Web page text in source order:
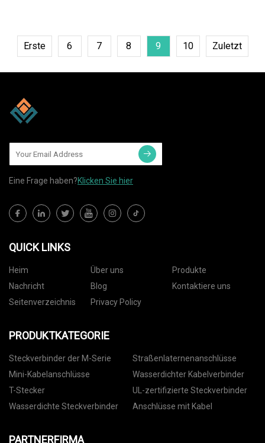
Erste 6 7 8 9 10 Zuletzt
Eine Frage haben?Klicken Sie hier
QUICK LINKS
Heim Über uns
Produkte
Nachricht
Blog
Kontaktiere uns
Seitenverzeichnis
Privacy Policy
PRODUKTKATEGORIE
Steckverbinder der M-Serie
Straßenlaternenanschlüsse
Mini-Kabelanschlüsse
Wasserdichter Kabelverbinder
T-Stecker
UL-zertifizierte Steckverbinder
Wasserdichte Steckverbinder
Anschlüsse mit Kabel
PARTNERFIRMA